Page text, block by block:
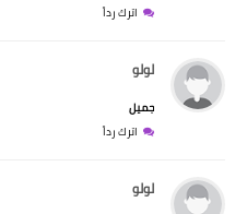
اترك رداً
لولو
جميل
اترك رداً
لولو